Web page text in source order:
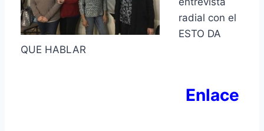
radial con el
ESTO DA
QUE HABLAR
Enlace